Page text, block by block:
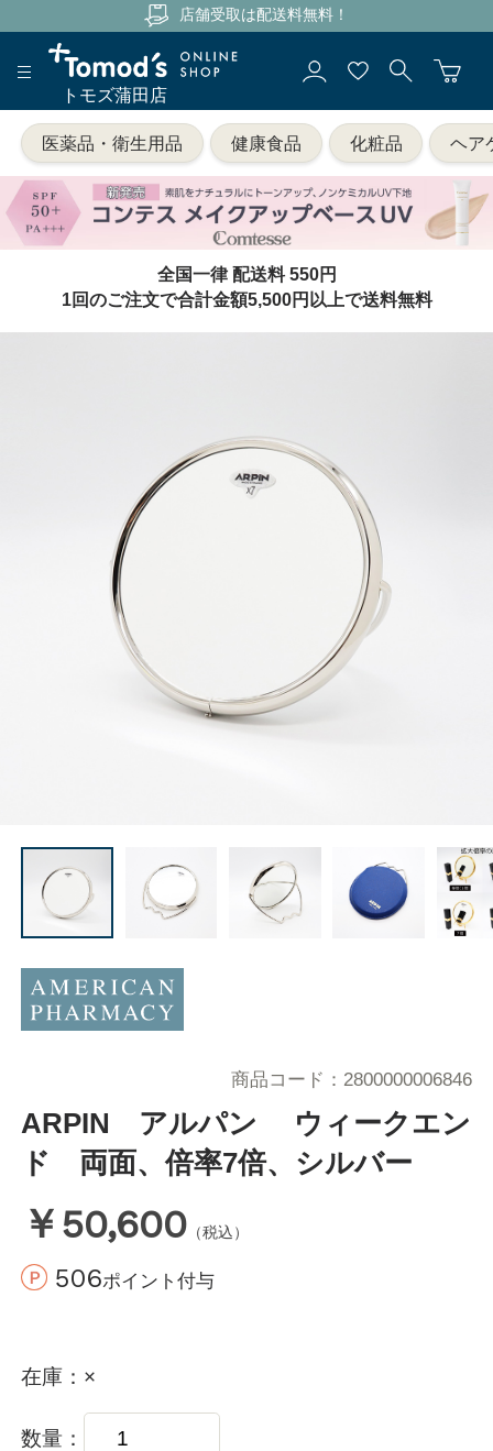
店舗受取は配送料無料！
トモズ蒲田店
医薬品・衛生用品 健康食品 化粧品 ヘア
全国一律 配送料 550円
1回のご注文で合計金額5,500円以上で送料無料
ARPIN アルパン ウィークエン
ド 両面、倍率7倍、シルバー
￥50,600 （税込）
506ポイント付与
商品コード 2800000006846
在庫 ×
数量